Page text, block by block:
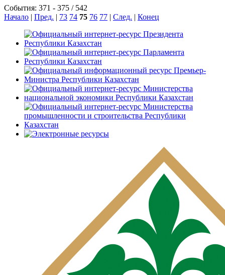
События: 371 - 375 / 542
Начало | Пред. | 73 74 75 76 77 | След. | Конец